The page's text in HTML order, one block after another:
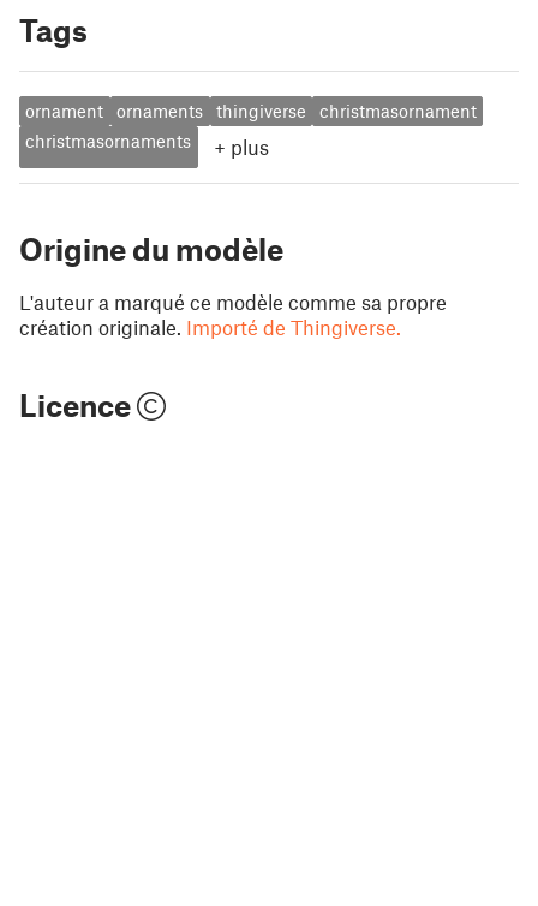
Tags
ornament ornaments thingiverse
christmasornament
christmasornaments
+ plus
Origine du modèle
L'auteur a marqué ce modèle comme sa propre
création originale. Importé de Thingiverse.
Licence